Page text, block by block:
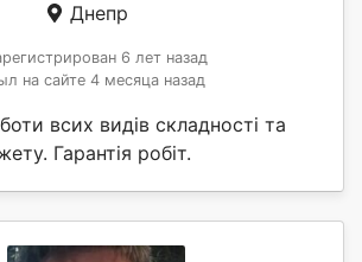
Днепр
6 лет назад
на сайте 4 месяца назад
всих видів складності та
Гарантія робіт.